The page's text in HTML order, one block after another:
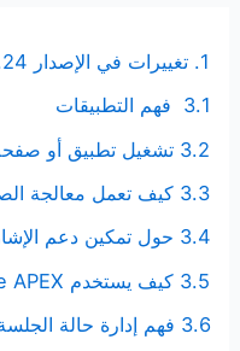
1. تغييرات في الإصدار Oracle APEX, 2.24
3.1 فهم التطبيقات
3.2 تشغيل تطبيق أو صفحة
3.3 كيف تعمل معالجة الصفحات وتقديم الصفحات؟
3.4 حول تمكين دعم الإشارات المرجعية
3.5 كيف يستخدم Oracle APEX القوالب
3.6 فهم إدارة حالة الجلسة